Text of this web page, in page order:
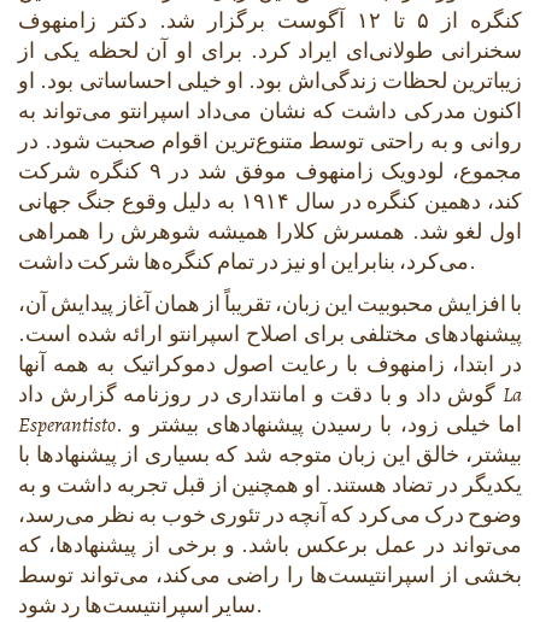
کنگره از ۵ تا ۱۲ آگوست برگزار شد. دکتر زامنهوف
سخنرانی طولانی‌ای ایراد کرد. برای او آن لحظه یکی از
زیباترین لحظات زندگی‌اش بود. او خیلی احساساتی بود. او
اکنون مدرکی داشت که نشان می‌داد اسپرانتو می‌تواند به
روانی و به راحتی توسط متنوع‌ترین اقوام صحبت شود. در
مجموع، لودویک زامنهوف موفق شد در ۹ کنگره شرکت
کند، دهمین کنگره در سال ۱۹۱۴ به دلیل وقوع جنگ جهانی
اول لغو شد. همسرش کلارا همیشه شوهرش را همراهی
می‌کرد، بنابراین او نیز در تمام کنگره‌ها شرکت داشت.
با افزایش محبوبیت این زبان، تقریباً از همان آغاز پیدایش آن،
پیشنهادهای مختلفی برای اصلاح اسپرانتو ارائه شده است.
در ابتدا، زامنهوف با رعایت اصول دموکراتیک به همه آنها
گوش داد و با دقت و امانتداری در روزنامه گزارش دادLa
Esperantisto. اما خیلی زود، با رسیدن پیشنهادهای بیشتر و
بیشتر، خالق این زبان متوجه شد که بسیاری از پیشنهادها با
یکدیگر در تضاد هستند. او همچنین از قبل تجربه داشت و به
وضوح درک می‌کرد که آنچه در تئوری خوب به نظر می‌رسد،
می‌تواند در عمل برعکس باشد. و برخی از پیشنهادها، که
بخشی از اسپرانتیست‌ها را راضی می‌کند، می‌تواند توسط
سایر اسپرانتیست‌ها رد شود.